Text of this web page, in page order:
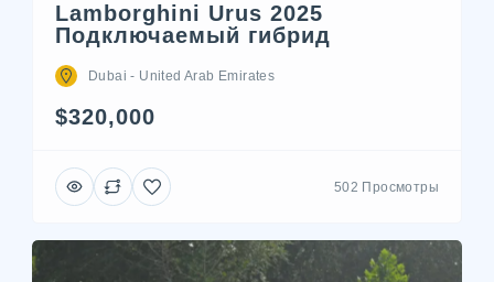
Lamborghini Urus 2025
Подключаемый гибрид
Dubai - United Arab Emirates
$320,000
502 Просмотры